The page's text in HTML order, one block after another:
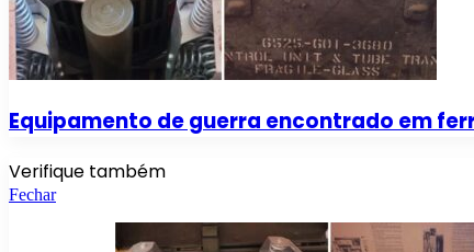
Equipamento de guerra encontrado em
Verifique também
Fechar